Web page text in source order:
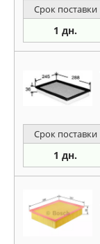
Срок поставки
1 дн.
Срок поставки
1 дн.